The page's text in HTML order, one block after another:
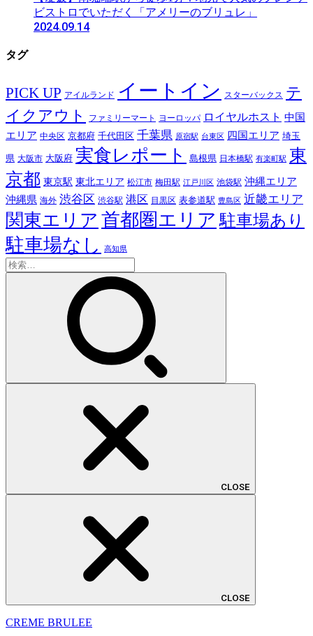
ビストロでいただく「アメリーのブリュレ」
2024.09.14
タグ
PICK UP アイルランド イートイン スターバックス テ
イクアウト
ファミリーマート ヨーロッパ ロイヤルホスト 中国
エリア 中央区 京都府 千代田区 千葉県 原宿駅 台東区 四国エリア 埼玉
県 大阪市 大阪府 実食レポート 島根県 日本橋駅 有楽町駅 東
京都 東京駅 東北エリア 松江市 梅田駅 江戸川区 池袋駅 沖縄エリア
沖縄県 海外 渋谷区 渋谷駅 港区 目黒区 表参道駅 豊島区 近畿エリア
関東エリア 首都圏エリア 駐車場あり
駐車場なし 高知県
検
索:
CLOSE
CLOSE
CREME BRULEE